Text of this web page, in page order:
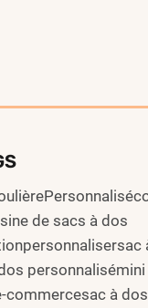
de sacs à dos
commercesac à